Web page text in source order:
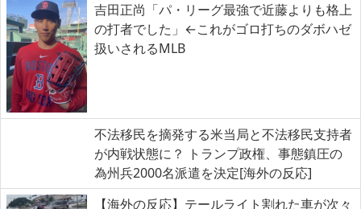
吉田正尚「パ・リーグ最強で近藤よりも格上
の打者でした」←これがゴロ打ちのダボハゼ
扱いされるMLB
不法移民を摘発する米当局と不法移民支持者
が内戦状態に？ トランプ政権、事態鎮圧の
為州兵2000名派遣を決定[海外の反応]
【海外の反応】テールライト割れた車が次々